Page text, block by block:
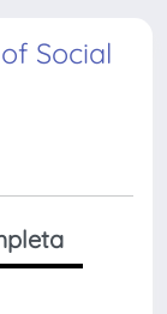
Social